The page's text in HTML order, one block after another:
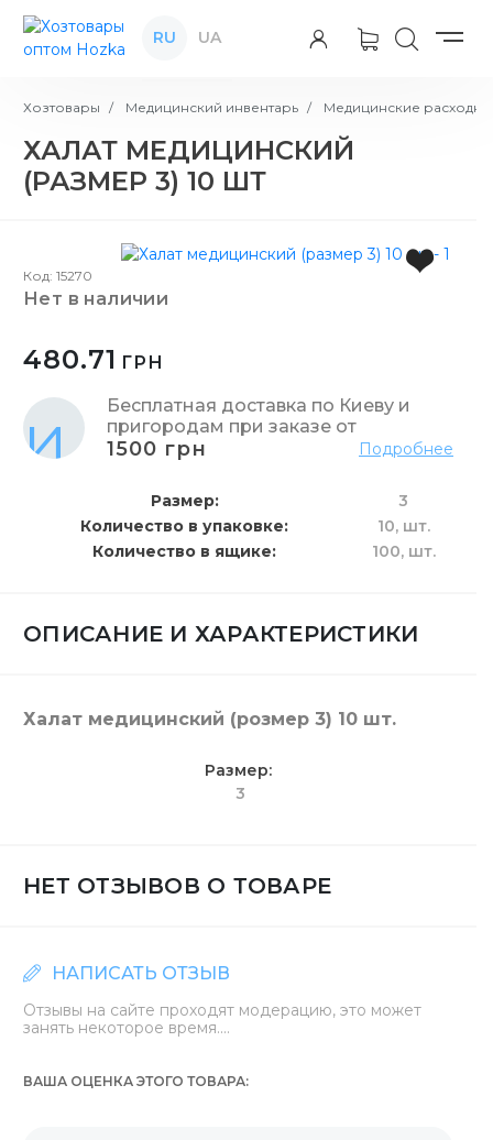
RU UA
Хозтовары Медицинский инвентарь Медицинские
ХАЛАТ МЕДИЦИНСКИЙ
(РАЗМЕР 3) 10 ШТ
Код: 15270
нет в наличии
480.71 ГРН
Бесплатная доставка по Киеву и
пригородам при заказе от
1500 грн Подробнее
Размер
3
Количество в упаковке
10, шт.
Количество в ящике
100, шт.
ОПИСАНИЕ И ХАРАКТЕРИСТИКИ
Халат медицинский (розмер 3) 10 шт.
Размер
3
НЕТ ОТЗЫВОВ О ТОВАРЕ
НАПИСАТЬ ОТЗЫВ
Отзывы на сайте проходят модерацию, это может
занять некоторое время....
ВАША ОЦЕНКА ЭТОГО ТОВАРА